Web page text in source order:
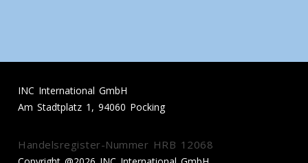
INC International GmbH
Am Stadtplatz 1, 94060 Pocking
Handelsregister-Nummer HRB 12068